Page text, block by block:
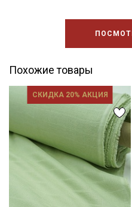
Похожие товары
СКИДКА 20% АКЦИЯ